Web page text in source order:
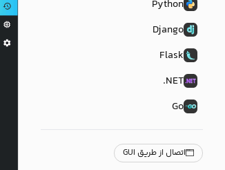
Python
Django
Flask
NET.
Go
اتصال از طریق GUI